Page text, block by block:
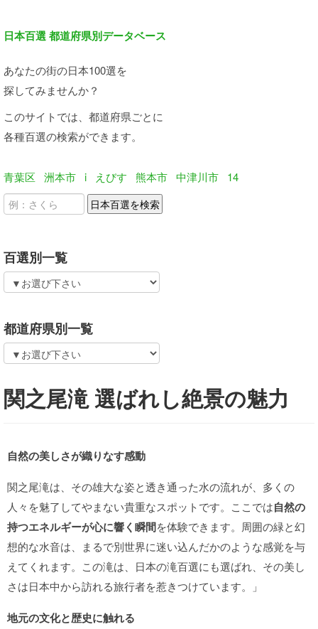
日本百選 都道府県別データベース
あなたの街の日本100選を
探してみませんか？
このサイトでは、都道府県ごとに
各種百選の検索ができます。
青葉区 洲本市 i えびす 熊本市 中津川市 14
百選別一覧
都道府県別一覧
関之尾滝 選ばれし絶景の魅力
自然の美しさが織りなす感動
関之尾滝は、その雄大な姿と透き通った水の流れが、多くの
人々を魅了してやまない貴重なスポットです。ここでは自然の
持つエネルギーが心に響く瞬間を体験できます。周囲の緑と幻
想的な水音は、まるで別世界に迷い込んだかのような感覚を与
えてくれます。この滝は、日本の滝百選にも選ばれ、その美し
さは日本中から訪れる旅行者を惹きつけています。」
地元の文化と歴史に触れる